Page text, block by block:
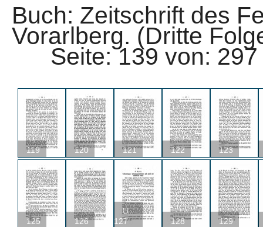
Buch: Zeitschrift des
Vorarlberg. (Dritte
Seite: 139 von:
119 120 121 122 123
125 126
U
127
128 129